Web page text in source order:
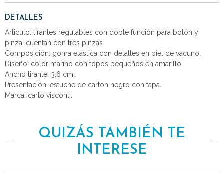
DETALLES
Articulo: tirantes regulables con doble función para botón y
pinza. cuentan con tres pinzas.
Composición: goma elástica con detalles en piel de vacuno.
Diseño: color marino con topos pequeños en amarillo.
Ancho tirante: 3,6 cm.
Presentación: estuche de carton negro con tapa.
Marca: carlo visconti.
QUIZÁS TAMBIÉN TE
INTERESE